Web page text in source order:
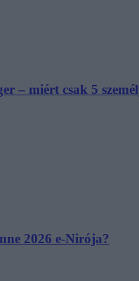
– miért csak 5
2026 e-Nirója?